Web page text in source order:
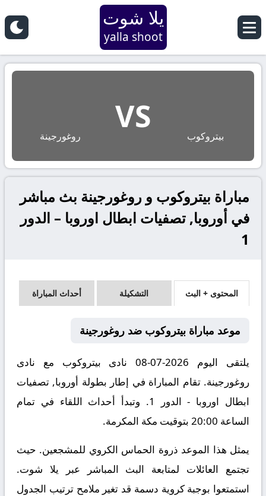
يلا شوت
yalla shoot
بيتروكوب
VS
روغورجينة
مباراة بيتروكوب و روغورجينة بث مباشر
في أوروبا, تصفيات ابطال اوروبا – الدور
1
المحتوى + البث التشكيلة أحداث المباراة
موعد مباراة بيتروكوب ضد روغورجينة
يلتقى اليوم 2026-07-08 نادى بيتروكوب مع نادى
روغورجينة. تقام المباراة في إطار بطولة أوروبا, تصفيات
ابطال اوروبا - الدور 1. وتبدأ أحداث اللقاء في تمام
الساعة 20:00 بتوقيت مكة المكرمة.
يمثل هذا الموعد ذروة الحماس الكروي للمشجعين. حيث
تجتمع العائلات لمتابعة البث المباشر عبر يلا شوت.
استمتعوا بوجبة كروية دسمة قد تغير ملامح ترتيب الجدول